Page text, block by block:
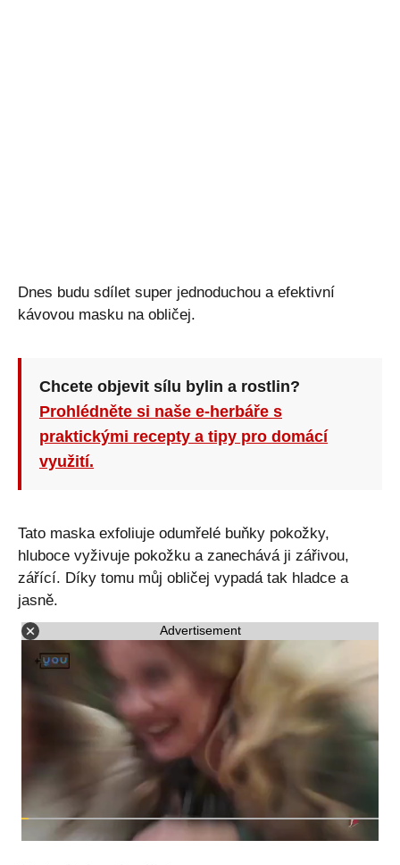
Dnes budu sdílet super jednoduchou a efektivní
kávovou masku na obličej.
Chcete objevit sílu bylin a rostlin?
Prohlédněte si naše e-herbáře s
praktickými recepty a tipy pro domácí
využití.
Tato maska ​​exfoliuje odumřelé buňky pokožky,
hluboce vyživuje pokožku a zanechává ji zářivou,
zářící. Díky tomu můj obličej vypadá tak hladce a
jasně.
Advertisement